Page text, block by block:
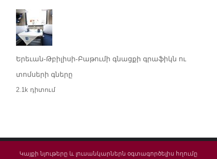
Երեւան-Թբիլիսի-Բաթումի գնացքի գրաֆիկն ու
տոմսերի գները
2.1k դիտում
Կայքի նյութերը և լուսանկարներն օգտագործելիս հղումը